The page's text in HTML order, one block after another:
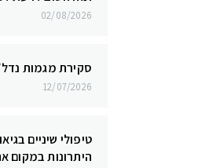
02/08/2026
סקירת מגמות נדל״ן
12/07/2026
טיפולי שיניים
היתרונות במקום